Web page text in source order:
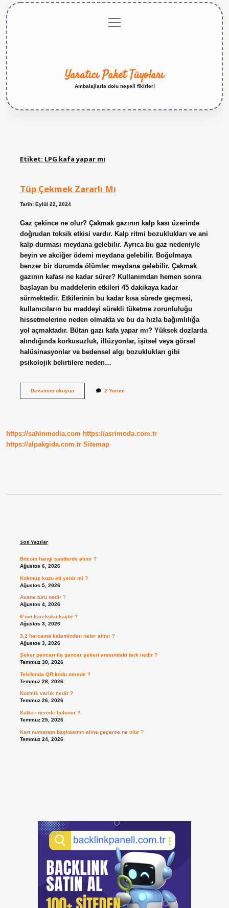
menüyü
aç
Yaratıcı Paket Tüyoları
Ambalajlarla dolu neşeli fikirler!
Etiket: LPG kafa yapar mı
Tüp Çekmek Zararlı Mı
Tarih: Eylül 22, 2024
Gaz çekince ne olur? Çakmak gazının kalp kası üzerinde
doğrudan toksik etkisi vardır. Kalp ritmi bozuklukları ve ani
kalp durması meydana gelebilir. Ayrıca bu gaz nedeniyle
beyin ve akciğer ödemi meydana gelebilir. Boğulmaya
benzer bir durumda ölümler meydana gelebilir. Çakmak
gazının kafası ne kadar sürer? Kullanımdan hemen sonra
başlayan bu maddelerin etkileri 45 dakikaya kadar
sürmektedir. Etkilerinin bu kadar kısa sürede geçmesi,
kullanıcıların bu maddeyi sürekli tüketme zorunluluğu
hissetmelerine neden olmakta ve bu da hızla bağımlılığa
yol açmaktadır. Bütan gazı kafa yapar mı? Yüksek dozlarda
alındığında korkusuzluk, illüzyonlar, işitsel veya görsel
halüsinasyonlar ve bedensel algı bozuklukları gibi
psikolojik belirtilere neden…
Devamını okuyunTüp
2 Yorum
https://sahinmedia.com https://asrimoda.com.tr
https://alpakgida.com.tr Sitemap
Son Yazılar
Bitcoin hangi saatlerde alınır ?
Ağustos 6, 2026
Kokmuş kuzu eti yenir mi ?
Ağustos 5, 2026
Avans türü nedir ?
Ağustos 4, 2026
6’nın karekökü kaçtır ?
Ağustos 3, 2026
3.2 harcama kaleminden neler alınır ?
Ağustos 3, 2026
Şeker pancarı ile pancar şekeri arasındaki fark nedir ?
Temmuz 30, 2026
Telefonda QR kodu nerede ?
Temmuz 28, 2026
Kozmik varlık nedir ?
Temmuz 26, 2026
Kalker nerede bulunur ?
Temmuz 25, 2026
Kart numaram başkasının eline geçerse ne olur ?
Temmuz 24, 2026